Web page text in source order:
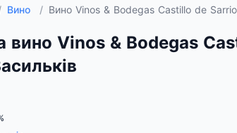
Вино / Вино Vinos & Bodegas Castillo de
вино Vinos & Bodegas